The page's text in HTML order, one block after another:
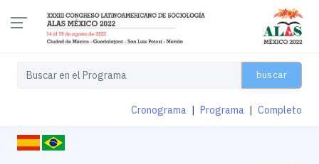
buscar
Cronograma Programa Completo